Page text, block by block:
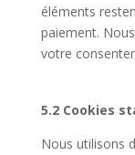
éléments
paiement.
votre
5.2 Cookies
Nous utilisons